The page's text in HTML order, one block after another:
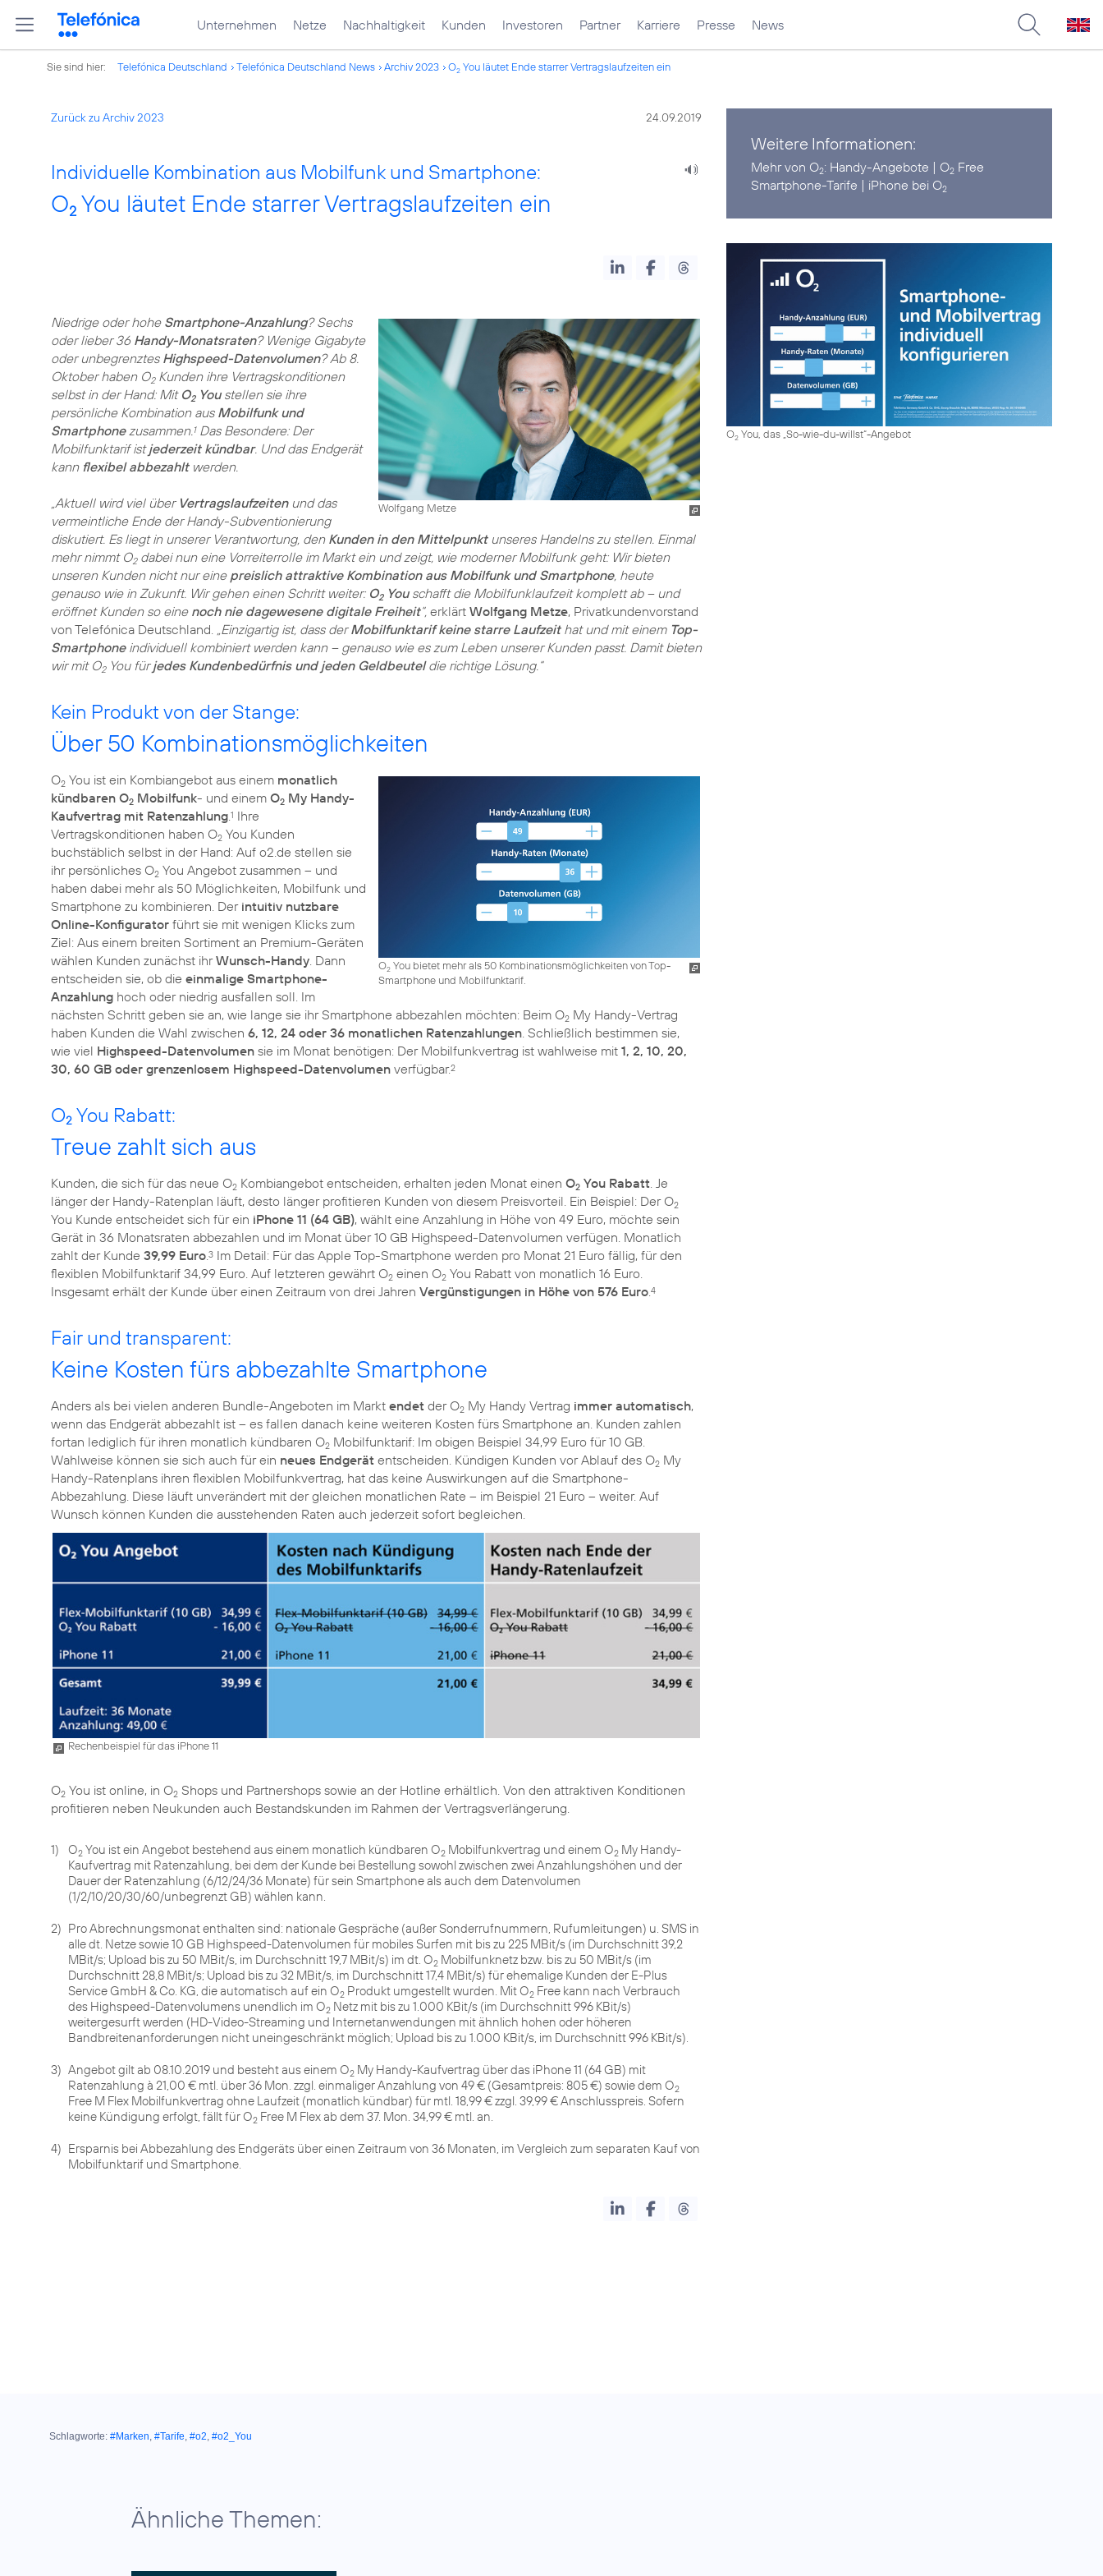
Unternehmen Netze Nachhaltigkeit Kunden Investoren Partner Karriere Presse News
Sie sind hier: Telefónica Deutschland Telefónica Deutschland News Archiv 2023 O2 You läutet Ende starrer Vertragslaufzeiten ein
Zurück zu Archiv 2023 24.09.2019
Individuelle Kombination aus Mobilfunk und Smartphone:
O2 You läutet Ende starrer Vertragslaufzeiten ein
Wolfgang Metze
Niedrige oder hohe Smartphone-Anzahlung? Sechs
oder lieber 36 Handy-Monatsraten? Wenige Gigabyte
oder unbegrenztes Highspeed-Datenvolumen? Ab 8.
Oktober haben O2Kunden ihre Vertragskonditionen
selbst in der Hand: Mit O2Youstellen sie ihre
persönliche Kombination aus Mobilfunk und
Smartphonezusammen.1Das Besondere: Der
Mobilfunktarif istjederzeit kündbar. Und das Endgerät
kann flexibel abbezahltwerden.
„Aktuell wird viel über Vertragslaufzeitenund das
vermeintliche Ende der Handy-Subventionierung
diskutiert. Es liegt in unserer Verantwortung, den Kunden in den Mittelpunktunseres Handelns zu stellen. Einmal
mehr nimmt O2dabei nun eine Vorreiterrolle im Markt ein und zeigt, wie moderner Mobilfunk geht: Wir bieten
unseren Kunden nicht nur eine preislich attraktive Kombination aus Mobilfunk und Smartphone, heute
genauso wie in Zukunft. Wir gehen einen Schritt weiter: O2Youschafft die Mobilfunklaufzeit komplett ab – und
eröffnet Kunden so eine noch nie dagewesene digitale Freiheit“, erklärt Wolfgang Metze, Privatkundenvorstand
von Telefónica Deutschland. „Einzigartig ist, dass derMobilfunktarif keine starre Laufzeithat und mit einem Top-
Smartphoneindividuell kombiniert werden kann – genauso wie es zum Leben unserer Kunden passt. Damit bieten
wir mit O2You fürjedes Kundenbedürfnis und jeden Geldbeuteldie richtige Lösung.“
Kein Produkt von der Stange:
Über 50 Kombinationsmöglichkeiten
O2You bietet mehr als 50 Kombinationsmöglichkeiten von Top-
Smartphone und Mobilfunktarif.
O2 You ist ein Kombiangebot aus einem monatlich
kündbaren O2 Mobilfunk- und einem O2 My Handy-
Kaufvertrag mit Ratenzahlung.1 Ihre
Vertragskonditionen haben O2 You Kunden
buchstäblich selbst in der Hand: Auf o2.de stellen sie
ihr persönliches O2 You Angebot zusammen – und
haben dabei mehr als 50 Möglichkeiten, Mobilfunk und
Smartphone zu kombinieren. Der intuitiv nutzbare
Online-Konfigurator führt sie mit wenigen Klicks zum
Ziel: Aus einem breiten Sortiment an Premium-Geräten
wählen Kunden zunächst ihrWunsch-Handy. Dann
entscheiden sie, ob die einmalige Smartphone-
Anzahlung hoch oder niedrig ausfallen soll. Im
nächsten Schritt geben sie an, wie lange sie ihr Smartphone abbezahlen möchten: Beim O2 My Handy-Vertrag
haben Kunden die Wahl zwischen 6, 12, 24 oder 36 monatlichen Ratenzahlungen. Schließlich bestimmen sie,
wie viel Highspeed-Datenvolumen sie im Monat benötigen: Der Mobilfunkvertrag ist wahlweise mit 1, 2, 10, 20,
30, 60 GB oder grenzenlosem Highspeed-Datenvolumen verfügbar.2
O2 You Rabatt:
Treue zahlt sich aus
Kunden, die sich für das neue O2 Kombiangebot entscheiden, erhalten jeden Monat einen O2 You Rabatt. Je
länger der Handy-Ratenplan läuft, desto länger profitieren Kunden von diesem Preisvorteil. Ein Beispiel: Der O2
You Kunde entscheidet sich für ein iPhone 11 (64 GB), wählt eine Anzahlung in Höhe von 49 Euro, möchte sein
Gerät in 36 Monatsraten abbezahlen und im Monat über 10 GB Highspeed-Datenvolumen verfügen. Monatlich
zahlt der Kunde 39,99 Euro.3 Im Detail: Für das Apple Top-Smartphone werden pro Monat 21 Euro fällig, für den
flexiblen Mobilfunktarif 34,99 Euro. Auf letzteren gewährt O2 einen O2 You Rabatt von monatlich 16 Euro.
Insgesamt erhält der Kunde über einen Zeitraum von drei Jahren Vergünstigungen in Höhe von 576 Euro.4
Fair und transparent:
Keine Kosten fürs abbezahlte Smartphone
Anders als bei vielen anderen Bundle-Angeboten im Markt endet der O2 My Handy Vertrag immer automatisch,
wenn das Endgerät abbezahlt ist – es fallen danach keine weiteren Kosten fürs Smartphone an. Kunden zahlen
fortan lediglich für ihren monatlich kündbaren O2 Mobilfunktarif: Im obigen Beispiel 34,99 Euro für 10 GB.
Wahlweise können sie sich auch für ein neues Endgerät entscheiden. Kündigen Kunden vor Ablauf des O2 My
Handy-Ratenplans ihren flexiblen Mobilfunkvertrag, hat das keine Auswirkungen auf die Smartphone-
Abbezahlung. Diese läuft unverändert mit der gleichen monatlichen Rate – im Beispiel 21 Euro – weiter. Auf
Wunsch können Kunden die ausstehenden Raten auch jederzeit sofort begleichen.
Rechenbeispiel für das iPhone 11
O2 You ist online, in O2 Shops und Partnershops sowie an der Hotline erhältlich. Von den attraktiven Konditionen
profitieren neben Neukunden auch Bestandskunden im Rahmen der Vertragsverlängerung.
1) O2 You ist ein Angebot bestehend aus einem monatlich kündbaren O2 Mobilfunkvertrag und einem O2 My Handy-
Kaufvertrag mit Ratenzahlung, bei dem der Kunde bei Bestellung sowohl zwischen zwei Anzahlungshöhen und der
Dauer der Ratenzahlung (6/12/24/36 Monate) für sein Smartphone als auch dem Datenvolumen
(1/2/10/20/30/60/unbegrenzt GB) wählen kann.
2) Pro Abrechnungsmonat enthalten sind: nationale Gespräche (außer Sonderrufnummern, Rufumleitungen) u. SMS in
alle dt. Netze sowie 10 GB Highspeed-Datenvolumen für mobiles Surfen mit bis zu 225 MBit/s (im Durchschnitt 39,2
MBit/s; Upload bis zu 50 MBit/s, im Durchschnitt 19,7 MBit/s) im dt. O2 Mobilfunknetz bzw. bis zu 50 MBit/s (im
Durchschnitt 28,8 MBit/s; Upload bis zu 32 MBit/s, im Durchschnitt 17,4 MBit/s) für ehemalige Kunden der E-Plus
Service GmbH & Co. KG, die automatisch auf ein O2 Produkt umgestellt wurden. Mit O2 Free kann nach Verbrauch
des Highspeed-Datenvolumens unendlich im O2 Netz mit bis zu 1.000 KBit/s (im Durchschnitt 996 KBit/s)
weitergesurft werden (HD-Video-Streaming und Internetanwendungen mit ähnlich hohen oder höheren
Bandbreitenanforderungen nicht uneingeschränkt möglich; Upload bis zu 1.000 KBit/s, im Durchschnitt 996 KBit/s).
3) Angebot gilt ab 08.10.2019 und besteht aus einem O2 My Handy-Kaufvertrag über das iPhone 11 (64 GB) mit
Ratenzahlung à 21,00 € mtl. über 36 Mon. zzgl. einmaliger Anzahlung von 49 € (Gesamtpreis: 805 €) sowie dem O2
Free M Flex Mobilfunkvertrag ohne Laufzeit (monatlich kündbar) für mtl. 18,99 € zzgl. 39,99 € Anschlusspreis. Sofern
keine Kündigung erfolgt, fällt für O2
4) Ersparnis bei Abbezahlung des Endgeräts über einen Zeitraum von 36 Monaten, im Vergleich zum separaten Kauf von
Mobilfunktarif und Smartphone.
Weitere Informationen:
Mehr von O2: Handy-Angebote | O2 Free
Smartphone-Tarife | iPhone bei O2
O2 You, das „So-wie-du-willst“-Angebot
Schlagworte: #Marken, #Tarife, #o2, #o2_You
Ähnliche Themen: